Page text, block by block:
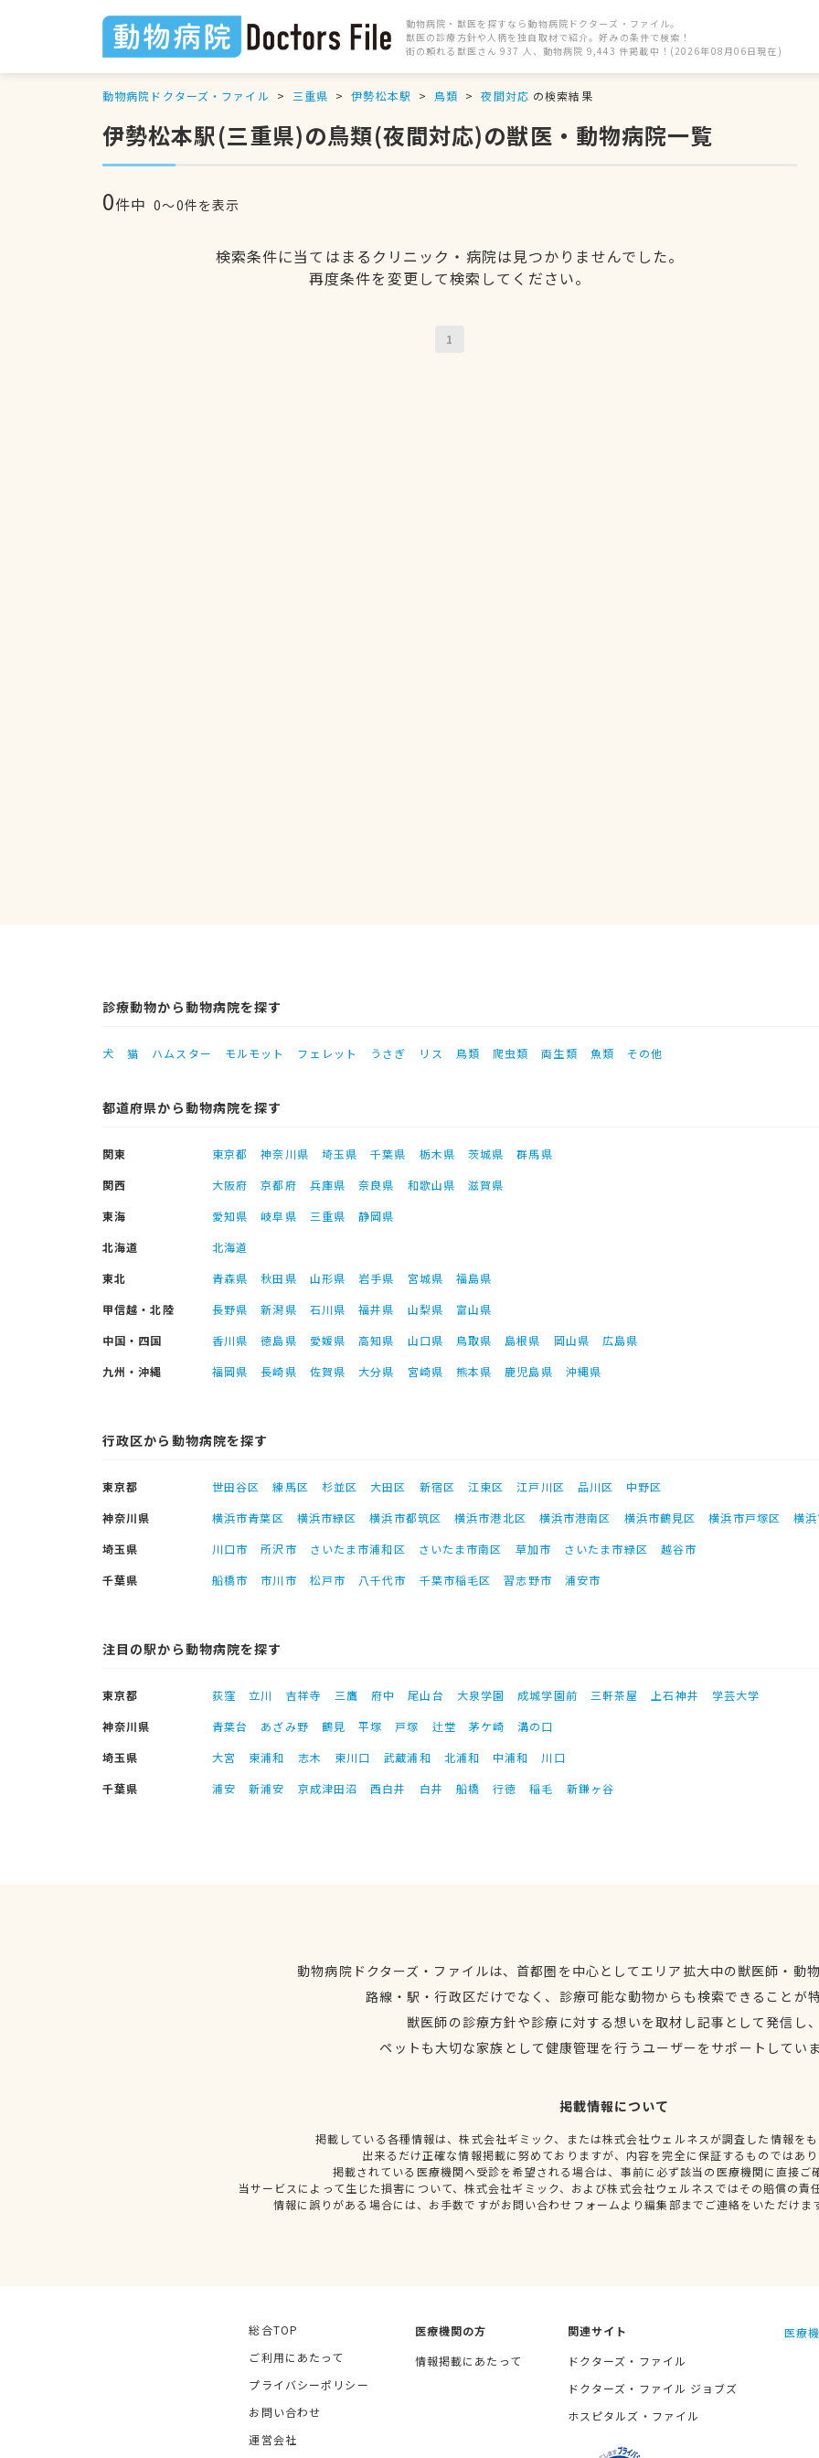
動物病院・獣医を探すなら動物病院ドクターズ・ファイル。
獣医の診療方針や人柄を独自取材で紹介。好みの条件で検索！
街の頼れる獣医さん 937 人、動物病院 9,443 件掲載中！(2026年08月06日現在)
動物病院ドクターズ・ファイル 三重県 伊勢松本駅 鳥類 夜間対応 の検索結果
伊勢松本駅(三重県)の鳥類(夜間対応)の獣医・動物病院一覧
0件中 0〜0件を表示
検索条件に当てはまるクリニック・病院は見つかりませんでした。
再度条件を変更して検索してください。
1
診療動物から動物病院を探す
犬 猫 ハムスター モルモット フェレット うさぎ リス 鳥類 爬虫類 両生類 魚類 その他
都道府県から動物病院を探す
関東 東京都 神奈川県 埼玉県 千葉県 栃木県 茨城県
群馬県
関西
大阪府 京都府 兵庫県 奈良県 和歌山県
滋賀県
東海
愛知県 岐阜県 三重県
静岡県
北海道
北海道
東北
青森県 秋田県 山形県 岩手県 宮城県
福島県
甲信越・北陸
長野県 新潟県 石川県 福井県 山梨県
富山県
中国・四国
香川県 徳島県 愛媛県 高知県 山口県 鳥取県 島根県 岡山県
広島県
九州・沖縄
福岡県 長崎県 佐賀県 大分県 宮崎県 熊本県 鹿児島県 沖縄県
行政区から動物病院を探す
東京都 世田谷区 練馬区 杉並区 大田区 新宿区 江東区 江戸川区 品川区
中野区
神奈川県
横浜市青葉区 横浜市緑区 横浜市都筑区 横浜市港北区 横浜市港南区 横浜市鶴見区 横浜市戸塚区
横
埼玉県
川口市 所沢市 さいたま市浦和区 さいたま市南区 草加市 さいたま市緑区
越谷市
千葉県
船橋市 市川市 松戸市 八千代市 千葉市稲毛区 習志野市 浦安市
注目の駅から動物病院を探す
東京都 荻窪 立川 吉祥寺 三鷹 府中 尾山台 大泉学園 成城学園前 三軒茶屋 上石神井
学芸大学
神奈川県
青葉台 あざみ野 鶴見 平塚 戸塚 辻堂 茅ケ崎
溝の口
埼玉県
大宮 東浦和 志木 東川口 武蔵浦和 北浦和 中浦和
川口
千葉県
浦安 新浦安 京成津田沼 西白井 白井 船橋 行徳 稲毛 新鎌ヶ谷
動物病院ドクターズ・ファイルは、首都圏を中心としてエリア拡大中の獣医師・動
路線・駅・行政区だけでなく、診療可能な動物からも検索できることが
獣医師の診療方針や診療に対する想いを取材し記事として発信し
ペットも大切な家族として健康管理を行うユーザーをサポートしてい
掲載情報について
掲載している各種情報は、株式会社ギミック、または株式会社ウェルネスが調査した情報を
出来るだけ正確な情報掲載に努めておりますが、内容を完全に保証するものではあ
掲載されている医療機関へ受診を希望される場合は、事前に必ず該当の医療機関に直接ご
当サービスによって生じた損害について、株式会社ギミック、および株式会社ウェルネスではその賠償の責
情報に誤りがある場合には、お手数ですがお問い合わせフォームより編集部までご連絡をいただけま
総合TOP
ご利用にあたって
プライバシーポリシー
お問い合わせ
運営会社
医療機関の方
情報掲載にあたって
関連サイト
ドクターズ・ファイル
ドクターズ・ファイル ジョブズ
ホスピタルズ・ファイル
医療